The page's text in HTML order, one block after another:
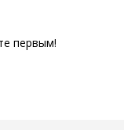
первым!